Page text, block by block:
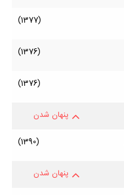
(1377)
(1376)
(1376)
پنهان شدن
(1390)
پنهان شدن